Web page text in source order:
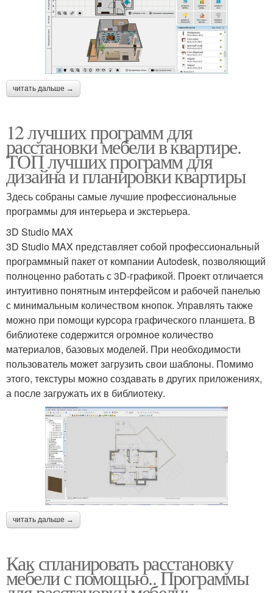
читать дальше →
12 лучших программ для
расстановки мебели в квартире.
ТОП лучших программ для
дизайна и планировки квартиры
Здесь собраны самые лучшие профессиональные
программы для интерьера и экстерьера.
3D Studio MAX
3D Studio MAX представляет собой профессиональный
программный пакет от компании Autodesk, позволяющий
полноценно работать с 3D-графикой. Проект отличается
интуитивно понятным интерфейсом и рабочей панелью
с минимальным количеством кнопок. Управлять также
можно при помощи курсора графического планшета. В
библиотеке содержится огромное количество
материалов, базовых моделей. При необходимости
пользователь может загрузить свои шаблоны. Помимо
этого, текстуры можно создавать в других приложениях,
а после загружать их в библиотеку.
читать дальше →
Как спланировать расстановку
мебели с помощью.. Программы